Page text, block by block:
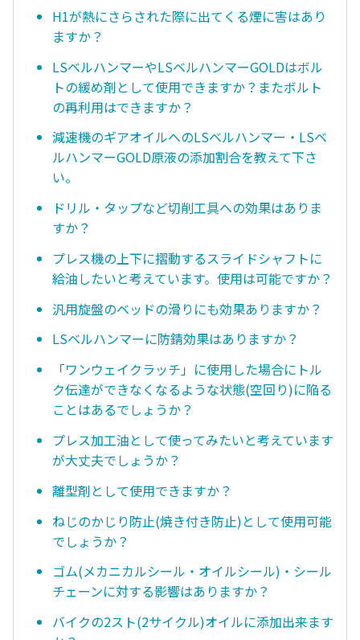
H1が熱にさらされた際に出てくる煙に害はあり
ますか？
LSベルハンマーやLSベルハンマーGOLDはボル
トの緩め剤として使用できますか？またボルト
の再利用はできますか？
減速機のギアオイルへのLSベルハンマー・LSベ
ルハンマーGOLD原液の添加割合を教えて下さ
い。
ドリル・タップなど切削工具への効果はありま
すか？
プレス機の上下に摺動するスライドシャフトに
給油したいと考えています。使用は可能ですか？
汎用旋盤のベッドの滑りにも効果ありますか？
LSベルハンマーに防錆効果はありますか？
「ワンウェイクラッチ」に使用した場合にトル
ク伝達ができなくなるような状態(空回り)に陥る
ことはあるでしょうか？
プレス加工油として使ってみたいと考えています
が大丈夫でしょうか？
離型剤として使用できますか？
ねじのかじり防止(焼き付き防止)として使用可能
でしょうか？
ゴム(メカニカルシール・オイルシール)・シール
チェーンに対する影響はありますか？
バイクの2スト(2サイクル)オイルに添加出来ます